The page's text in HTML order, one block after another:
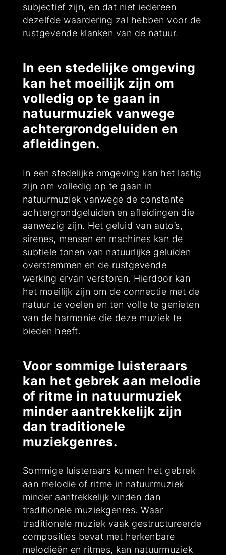
subjectief zijn, en dat niet iedereen
dezelfde waardering zal hebben voor de
rustgevende klanken van de natuur.
In een stedelijke omgeving
kan het moeilijk zijn om
volledig op te gaan in
natuurmuziek vanwege
achtergrondgeluiden en
afleidingen.
In een stedelijke omgeving kan het lastig
zijn om volledig op te gaan in
natuurmuziek vanwege de constante
achtergrondgeluiden en afleidingen die
aanwezig zijn. Het geluid van auto’s,
sirenes, mensen en machines kan de
subtiele tonen van natuurlijke geluiden
overstemmen en de rustgevende
werking ervan verstoren. Hierdoor kan
het moeilijk zijn om de connectie met de
natuur te voelen en ten volle te genieten
van de harmonie die deze muziek te
bieden heeft.
Voor sommige luisteraars
kan het gebrek aan melodie
of ritme in natuurmuziek
minder aantrekkelijk zijn
dan traditionele
muziekgenres.
Sommige luisteraars kunnen het gebrek
aan melodie of ritme in natuurmuziek
minder aantrekkelijk vinden dan
traditionele muziekgenres. Waar
traditionele muziek vaak gestructureerde
composities bevat met herkenbare
melodieën en ritmes, kan natuurmuziek